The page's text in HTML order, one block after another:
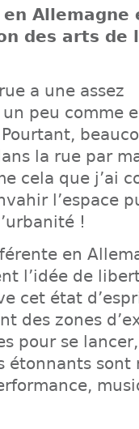
Allemagne
des arts de
a une assez
peu comme
la rue par
cela que j’ai
l’espace
!
en
l’idée de
cet état
des zones
pour se
étonnants sont